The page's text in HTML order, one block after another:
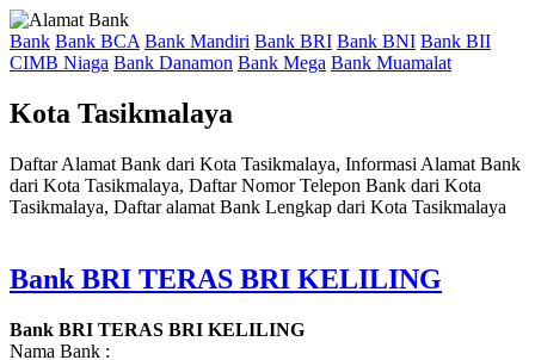
Bank Bank BCA Bank Mandiri Bank BRI Bank BNI Bank BII
CIMB Niaga Bank Danamon Bank Mega Bank Muamalat
Kota Tasikmalaya
Daftar Alamat Bank dari Kota Tasikmalaya, Informasi Alamat Bank
dari Kota Tasikmalaya, Daftar Nomor Telepon Bank dari Kota
Tasikmalaya, Daftar alamat Bank Lengkap dari Kota Tasikmalaya
Bank BRI TERAS BRI KELILING
Bank BRI TERAS BRI KELILING
Nama Bank :